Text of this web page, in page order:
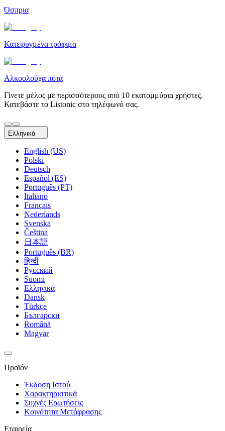
Όσπρια
Κατεψυγμένα τρόφιμα
Αλκοολούχα ποτά
Γίνετε μέλος με περισσότερους από 10 εκατομμύρια χρήστες.
Κατεβάστε το Listonic στο τηλέφωνό σας.
Ελληνικά
English (US)
Polski
Deutsch
Español (ES)
Português (PT)
Italiano
Français
Nederlands
Svenska
Čeština
日本語
Português (BR)
हिन्दी
Русский
Suomi
Ελληνικά
Dansk
Türkçe
Български
Română
Magyar
Προϊόν
Έκδοση Ιστού
Χαρακτηριστικά
Συχνές Ερωτήσεις
Κοινότητα Μετάφρασης
Εταιρεία